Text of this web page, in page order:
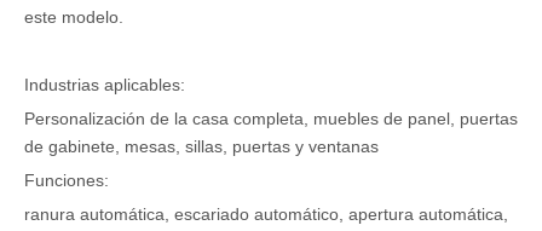
este modelo.
Industrias aplicables:
Personalización de la casa completa, muebles de panel, puertas
de gabinete, mesas, sillas, puertas y ventanas
Funciones:
ranura automática, escariado automático, apertura automática,